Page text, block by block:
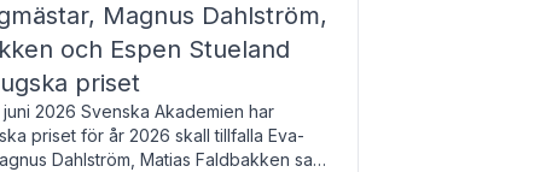
Magnus Dahlström,
och Espen Stueland
priset
2026 Svenska Akademien har
priset för år 2026 skall tillfalla Eva-
Dahlström, Matias Faldbakken samt